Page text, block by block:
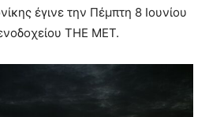
έγινε την Πέμπτη 8 Ιουνίου
ΤΗΕ ΜΕΤ.